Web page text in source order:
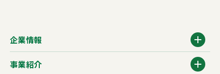
企業情報
事業紹介